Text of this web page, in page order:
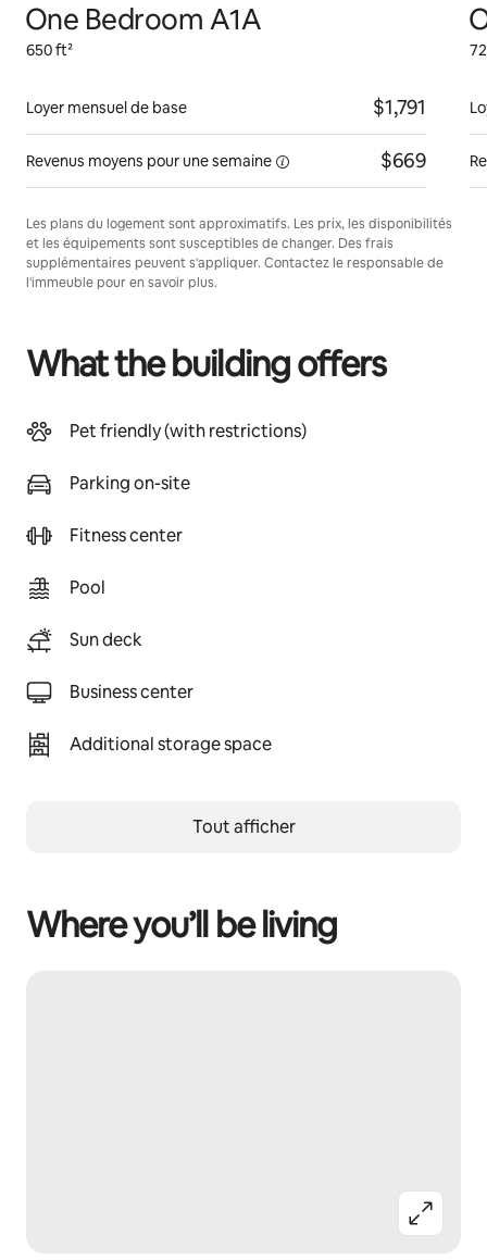
One Bedroom A1A
650 ft²
Loyer mensuel de base $1,791
Revenus moyens pour unesemaine $669
Les plans du logement sont approximatifs. Les prix, les disponibilités
et les équipements sont susceptibles de changer. Des frais
supplémentaires peuvent s'appliquer. Contactez le responsable de
l'immeuble pour en savoir plus.
What the building offers
Pet friendly (with restrictions)
Parking on-site
Fitness center
Pool
Sun deck
Business center
Additional storage space
Tout afficher
Where you’ll be living